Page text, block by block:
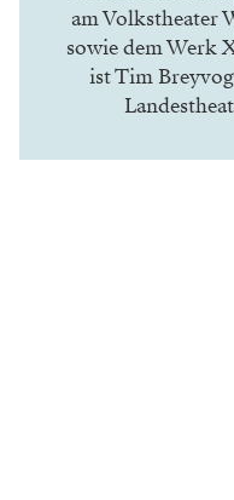
amVolkstheater
sowie dem Werk
ist Tim